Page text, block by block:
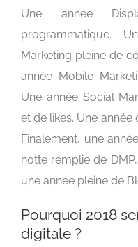
Une année
programmatique.
Marketing pleine de
année Mobile
Une année Social
et de likes. Une
Finalement, une
hotte remplie de
une année pleine de
Pourquoi 2018
digitale ?